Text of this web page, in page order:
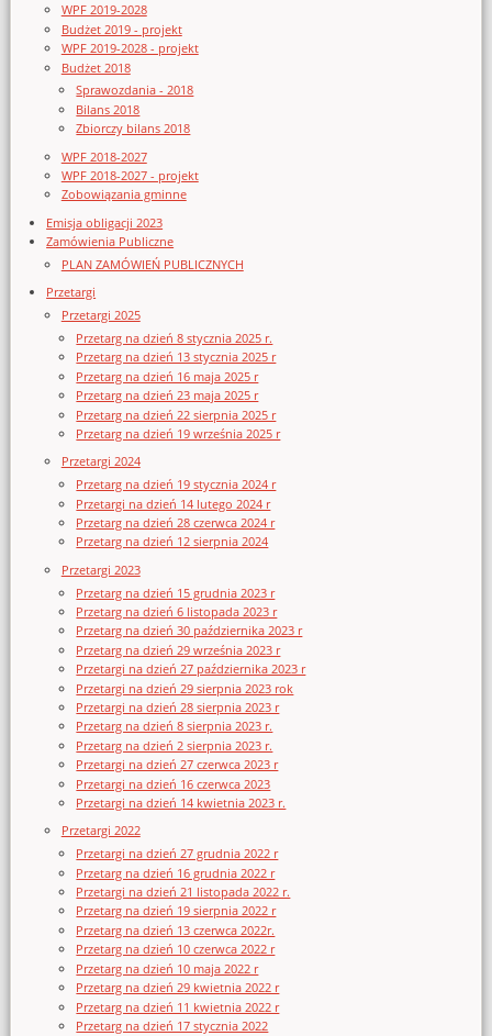
WPF 2019-2028
Budżet 2019 - projekt
WPF 2019-2028 - projekt
Budżet 2018
Sprawozdania - 2018
Bilans 2018
Zbiorczy bilans 2018
WPF 2018-2027
WPF 2018-2027 - projekt
Zobowiązania gminne
Emisja obligacji 2023
Zamówienia Publiczne
PLAN ZAMÓWIEŃ PUBLICZNYCH
Przetargi
Przetargi 2025
Przetarg na dzień 8 stycznia 2025 r.
Przetarg na dzień 13 stycznia 2025 r
Przetarg na dzień 16 maja 2025 r
Przetarg na dzień 23 maja 2025 r
Przetarg na dzień 22 sierpnia 2025 r
Przetarg na dzień 19 września 2025 r
Przetargi 2024
Przetarg na dzień 19 stycznia 2024 r
Przetargi na dzień 14 lutego 2024 r
Przetarg na dzień 28 czerwca 2024 r
Przetarg na dzień 12 sierpnia 2024
Przetargi 2023
Przetarg na dzień 15 grudnia 2023 r
Przetarg na dzień 6 listopada 2023 r
Przetarg na dzień 30 października 2023 r
Przetarg na dzień 29 września 2023 r
Przetargi na dzień 27 października 2023 r
Przetargi na dzień 29 sierpnia 2023 rok
Przetargi na dzień 28 sierpnia 2023 r
Przetarg na dzień 8 sierpnia 2023 r.
Przetarg na dzień 2 sierpnia 2023 r.
Przetargi na dzień 27 czerwca 2023 r
Przetargi na dzień 16 czerwca 2023
Przetargi na dzień 14 kwietnia 2023 r.
Przetargi 2022
Przetargi na dzień 27 grudnia 2022 r
Przetarg na dzień 16 grudnia 2022 r
Przetargi na dzień 21 listopada 2022 r.
Przetarg na dzień 19 sierpnia 2022 r
Przetarg na dzień 13 czerwca 2022r.
Przetarg na dzień 10 czerwca 2022 r
Przetarg na dzień 10 maja 2022 r
Przetarg na dzień 29 kwietnia 2022 r
Przetarg na dzień 11 kwietnia 2022 r
Przetarg na dzień 17 stycznia 2022